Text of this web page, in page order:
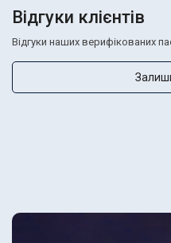
Відгуки клієнтів
Відгуки наших верифікованих